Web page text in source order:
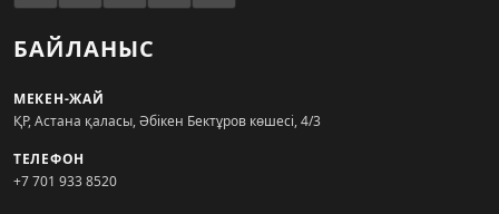
БАЙЛАНЫС
МЕКЕН-ЖАЙ
ҚР, Астана қаласы, Әбікен Бектұров көшесі, 4/3
ТЕЛЕФОН
+7 701 933 8520